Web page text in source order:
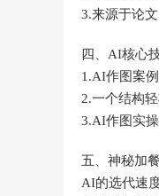
3.来源于论
四、AI核心
1.AI作图案
2.一个结构
3.AI作图实
五、神秘加
AI的选代速